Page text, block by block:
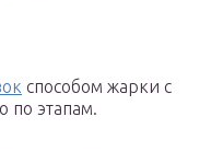
способом жарки с
по этапам.